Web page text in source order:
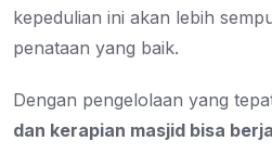
kepedulian ini akan lebih
penataan yang baik.
Dengan pengelolaan yang
dan kerapian masjid bisa